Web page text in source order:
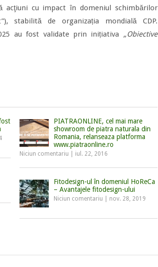
acţiuni cu impact în domeniul schimbărilor
stabilită de organizația mondială CDP.
au fost validate prin inițiativa „Obiective
PIATRAONLINE, cel mai mare
showroom de piatra naturala din
Romania, relanseaza platforma
www.piatraonline.ro
Niciun comentariu iul. 22, 2016
Fitodesign-ul în domeniul HoReCa
– Avantajele fitodesign-ului
Niciun comentariu nov. 28, 2019